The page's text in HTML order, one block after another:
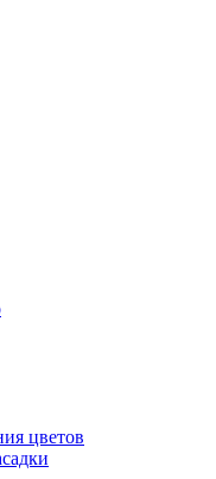
цветов